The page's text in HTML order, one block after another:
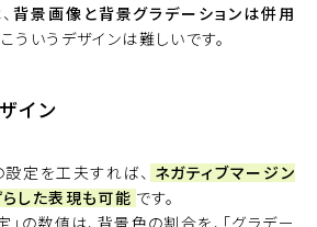
背景画像と背景グラデーションは併用
ういうデザインは難しいです。
イン
定を工夫すれば、 ネガティブマージン
した表現も可能 です。
」の数値は、背景色の割合を、「グラデー